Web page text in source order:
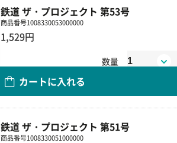
鉄道 ザ・プロジェクト 第53号
商品番号1008330053000000
1,529円
数量
カートに入れる
鉄道 ザ・プロジェクト 第51号
商品番号1008330051000000